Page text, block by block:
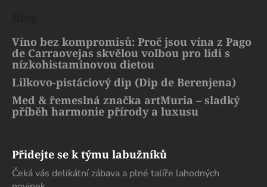
Víno bez kompromisů: Proč jsou vína z Pago
de Carraovejas skvělou volbou pro lidi s
nízkohistaminovou dietou
Lilkovo-pistáciový dip (Dip de Berenjena)
Med & řemeslná značka artMuria – sladký
příběh harmonie přírody a luxusu
Přidejte se k týmu labužníků
Čeká vás delikátní zábava a plné talíře lahodných